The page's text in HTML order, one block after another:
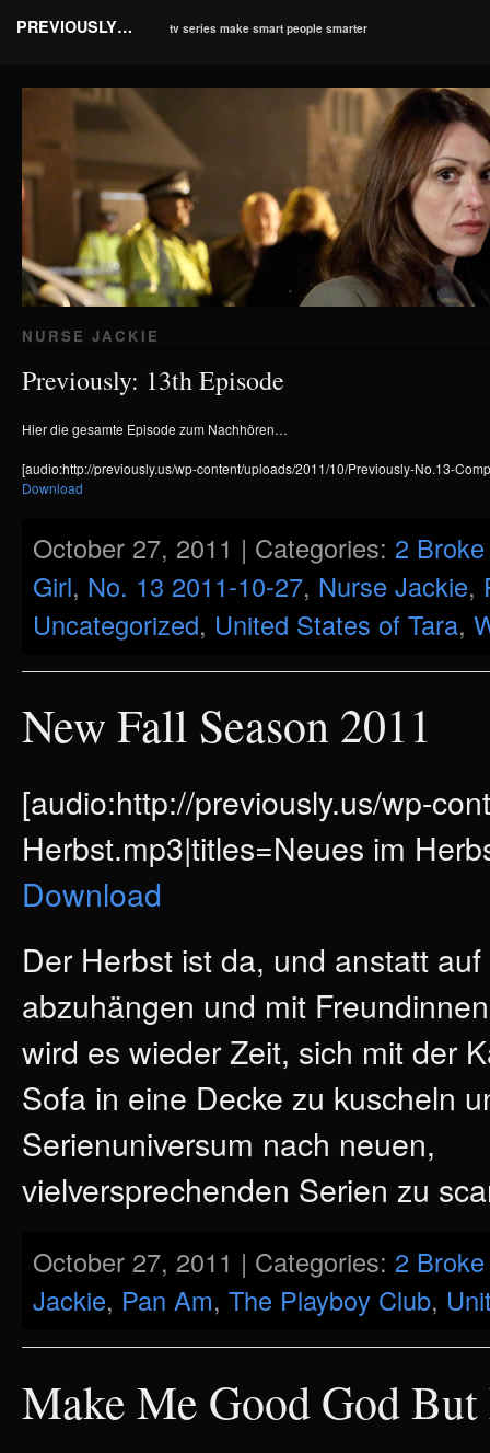
PREVIOUSLY… tv series make smart people smarter
NURSE JACKIE
Previously: 13th Episode
Hier die gesamte Episode zum Nachhören…
[audio:http://previously.us/wp-content/uploads/2011/10/Previously-No.13-
Download
October 27, 2011 | Categories: 2
Girl, No. 13 2011-10-27, Nurse Jackie,
Uncategorized, United States of Tara,
New Fall Season 2011
[audio:http://previously.us/wp-
Herbst.mp3|titles=Neues im
Download
Der Herbst ist da, und anstatt
abzuhängen und mit
wird es wieder Zeit, sich mit der
Sofa in eine Decke zu kuscheln
Serienuniversum nach neuen,
vielversprechenden Serien zu
October 27, 2011 | Categories: 2
Jackie, Pan Am, The Playboy Club,
Make Me Good God